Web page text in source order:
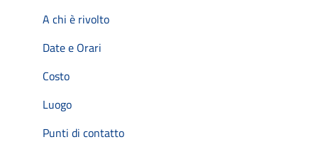
A chi è rivolto
Date e Orari
Costo
Luogo
Punti di contatto